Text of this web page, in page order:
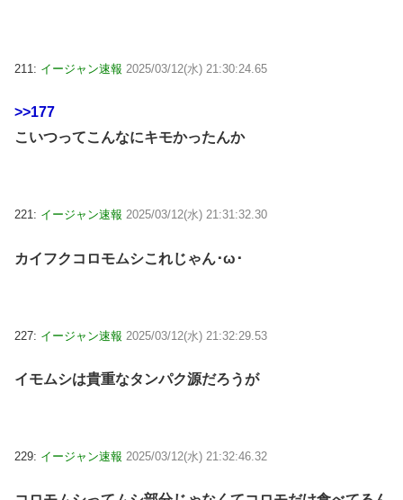
211: イージャン速報 2025/03/12(水) 21:30:24.65
>>177
こいつってこんなにキモかったんか
221: イージャン速報 2025/03/12(水) 21:31:32.30
カイフクコロモムシこれじゃん･ω･
227: イージャン速報 2025/03/12(水) 21:32:29.53
イモムシは貴重なタンパク源だろうが
229: イージャン速報 2025/03/12(水) 21:32:46.32